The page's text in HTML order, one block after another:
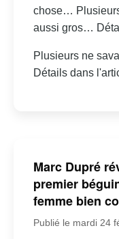
chose…
aussi gros…
Plusieurs ne
Détails dans
Marc Dupré
premier
femme bien
Publié le mardi 24